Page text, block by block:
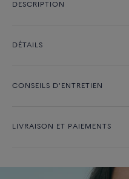
DESCRIPTION
DÉTAILS
CONSEILS D'ENTRETIEN
LIVRAISON ET PAIEMENTS